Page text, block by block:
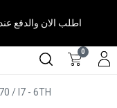
0
/ I7 - 6TH